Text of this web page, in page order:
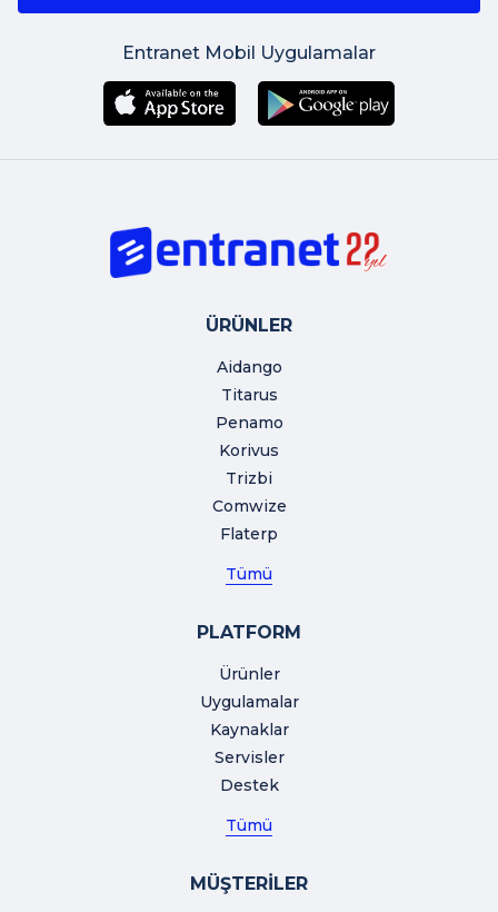
Entranet Mobil Uygulamalar
ÜRÜNLER
Aidango
Titarus
Penamo
Korivus
Trizbi
Comwize
Flaterp
Tümü
PLATFORM
Ürünler
Uygulamalar
Kaynaklar
Servisler
Destek
Tümü
MÜŞTERİLER